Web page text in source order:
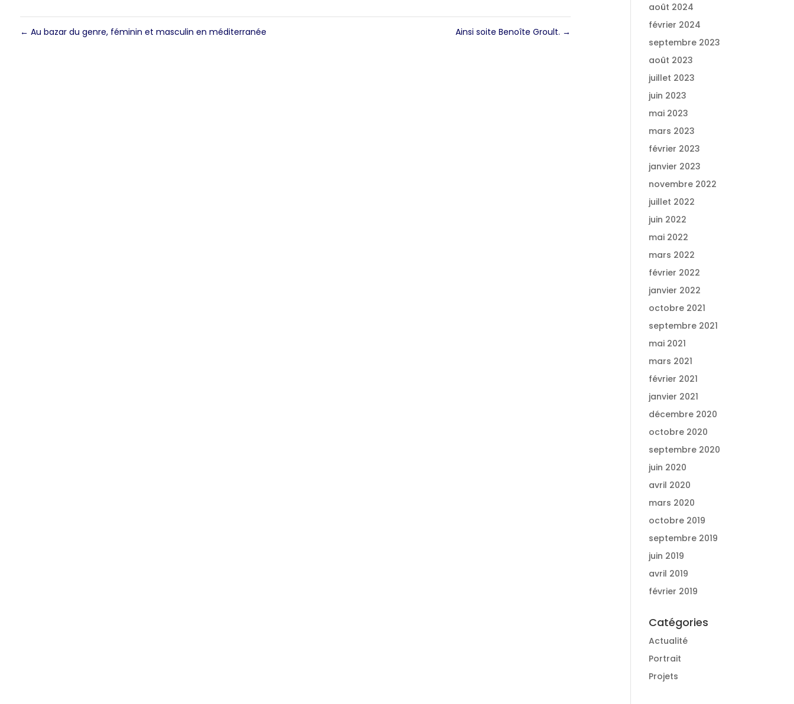
← Au bazar du genre, féminin et masculin en méditerranée Ainsi soite Benoîte Groult. →
août 2024
février 2024
septembre 2023
août 2023
juillet 2023
juin 2023
mai 2023
mars 2023
février 2023
janvier 2023
novembre 2022
juillet 2022
juin 2022
mai 2022
mars 2022
février 2022
janvier 2022
octobre 2021
septembre 2021
mai 2021
mars 2021
février 2021
janvier 2021
décembre 2020
octobre 2020
septembre 2020
juin 2020
avril 2020
mars 2020
octobre 2019
septembre 2019
juin 2019
avril 2019
février 2019
Catégories
Actualité
Portrait
Projets